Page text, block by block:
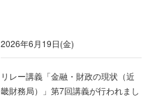
2026年6月19日(金)
リレー講義「金融・財政の現状（近
畿財務局）」第7回講義が行われまし